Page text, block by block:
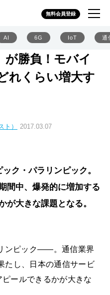
無料会員登録
AI 6G IoT 通
が勝負！モバイ
れくらい増大す
） 2017.03.07
ク・パラリンピック。
間中、爆発的に増加する
が大きな課題となる。
ンピック――。通信業界
たし、日本の通信サービ
ールできるかが大きな